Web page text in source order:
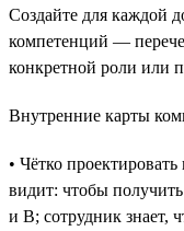
Создайте для каждой
компетенций —
конкретной роли или
Внутренние карты
• Чётко
видит: чтобы
и В; сотрудник знает,